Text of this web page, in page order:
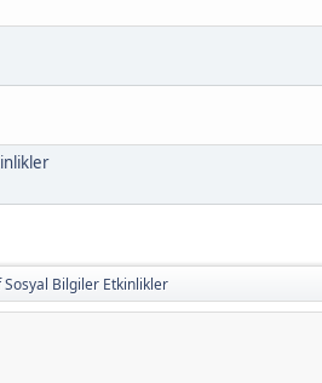
Sosyal Bilgiler Etkinlikler